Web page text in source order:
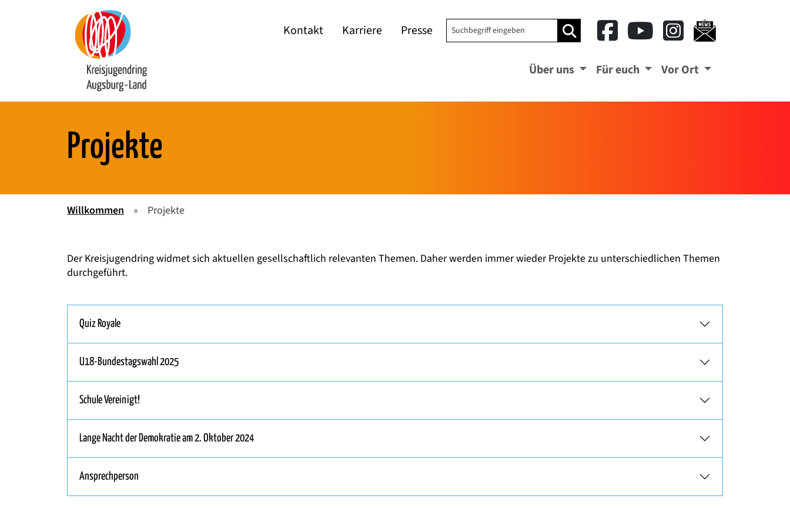
Springe zum Hauptinhalt der Seite
Kontakt Karriere Presse Suchbegriff eingeben
Suchbegriff eingeben
Über uns Für euch Vor Ort
Projekte
Willkommen » Projekte
Der Kreisjugendring widmet sich aktuellen gesellschaftlich relevanten Themen. Daher werden immer wieder Projekte zu unterschiedlichen Themen
durchgeführt.
Quiz Royale
U18-Bundestagswahl 2025
Schule Vereinigt!
Lange Nacht der Demokratie am 2. Oktober 2024
Ansprechperson